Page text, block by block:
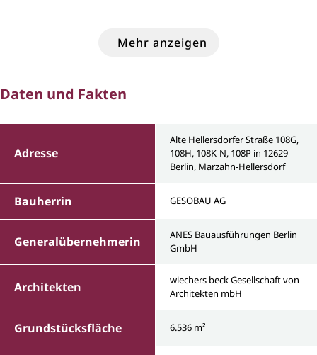
Mehr anzeigen
Daten und Fakten
Adresse
Alte Hellersdorfer Straße 108G,
108H, 108K-N, 108P in 12629
Berlin, Marzahn-Hellersdorf
Bauherrin GESOBAU AG
Generalübernehmerin
ANES Bauausführungen Berlin
GmbH
Architekten
wiechers beck Gesellschaft von
Architekten mbH
Grundstücksfläche 6.536 m²